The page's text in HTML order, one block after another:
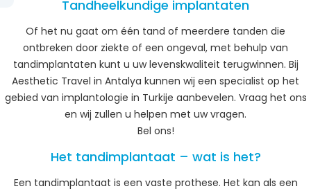
Tandheelkundige implantaten
Of het nu gaat om één tand of meerdere tanden die
ontbreken door ziekte of een ongeval, met behulp van
tandimplantaten kunt u uw levenskwaliteit terugwinnen. Bij
Aesthetic Travel in Antalya kunnen wij een specialist op het
gebied van implantologie in Turkije aanbevelen. Vraag het ons
en wij zullen u helpen met uw vragen.
Bel ons!
Het tandimplantaat – wat is het?
Een tandimplantaat is een vaste prothese. Het kan als een